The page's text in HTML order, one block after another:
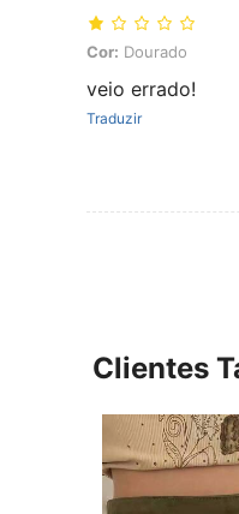
Cor: Dourado
Cor: Dourado
veio errado!
Traduzir
Clientes